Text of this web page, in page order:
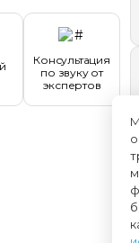
Консультация
по звуку от
экспертов